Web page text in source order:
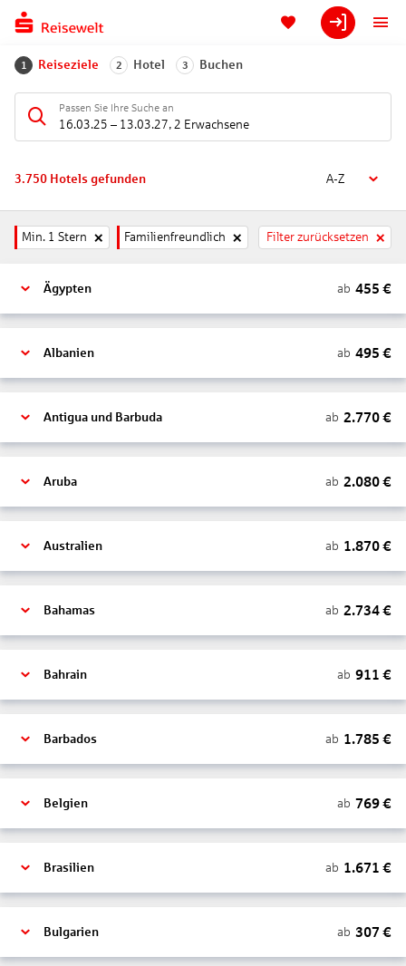
1 Reiseziele 2 Hotel 3 Buchen
Passen Sie Ihre Suche an
16.03.25 – 13.03.27, 2 Erwachsene
3.750 Hotels gefunden A-Z
Min. 1 Stern Familienfreundlich Filter zurücksetzen
Ägypten ab 455 €
Albanien ab 495 €
Antigua und Barbuda ab 2.770€
Aruba ab 2.080€
Australien ab 1.870€
Bahamas ab 2.734€
Bahrain ab 911 €
Barbados ab 1.785 €
Belgien ab 769€
Brasilien ab 1.671 €
Bulgarien ab 307 €